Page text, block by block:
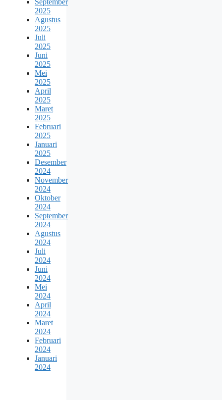
September
2025
Agustus
2025
Juli
2025
Juni
2025
Mei
2025
April
2025
Maret
2025
Februari
2025
Januari
2025
Desember
2024
November
2024
Oktober
2024
September
2024
Agustus
2024
Juli
2024
Juni
2024
Mei
2024
April
2024
Maret
2024
Februari
2024
Januari
2024